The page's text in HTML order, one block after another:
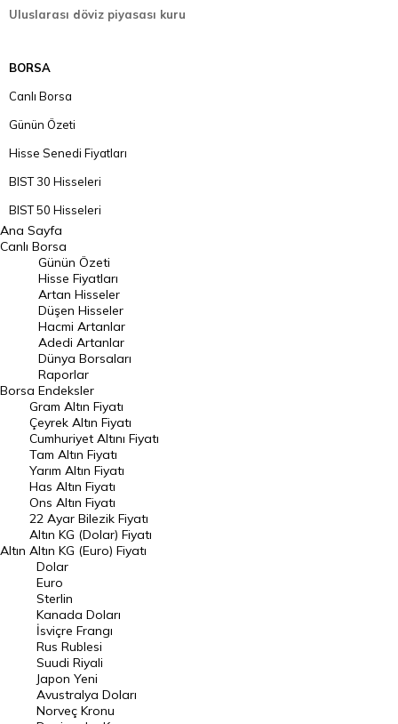
Uluslarası döviz piyasası kuru
BORSA
Canlı Borsa
Günün Özeti
Hisse Senedi Fiyatları
BIST 30 Hisseleri
BIST 50 Hisseleri
BIST 100 Hisseleri
En Çok Artan Hisseler
En Çok Düşen Hisseler
Hacmi Artanlar
Geçmiş Kapanışlar
Dünya Borsaları
Raporlar
Endeksler
DÖVİZ
Döviz Kuru
Dolar Kuru
Euro Kuru
Pound Kuru
Frank Kuru
Riyal Kuru
Avustralya Doları
Danimarka Kronu Kuru
Ana Sayfa
Canlı Borsa
Borsa
Günün Özeti
Hisse Fiyatları
Artan Hisseler
Düşen Hisseler
Hacmi Artanlar
Adedi Artanlar
Dünya Borsaları
Raporlar
Endeksler
Altın
Gram Altın Fiyatı
Çeyrek Altın Fiyatı
Cumhuriyet Altını Fiyatı
Tam Altın Fiyatı
Yarım Altın Fiyatı
Has Altın Fiyatı
Ons Altın Fiyatı
22 Ayar Bilezik Fiyatı
Altın KG (Dolar) Fiyatı
Altın KG (Euro) Fiyatı
Dolar
Euro
Sterlin
Kanada Doları
İsviçre Frangı
Rus Rublesi
Suudi Riyali
Japon Yeni
Avustralya Doları
Norveç Kronu